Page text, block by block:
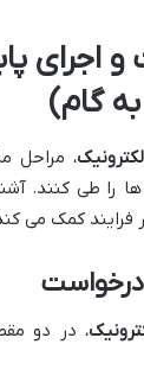
اجرای
گام)
، مراحل
را طی کنند.
کمک می
درخواست
، در دو